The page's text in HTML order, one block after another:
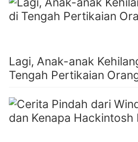
Lagi, Anak-anak
Tengah Pertikaian